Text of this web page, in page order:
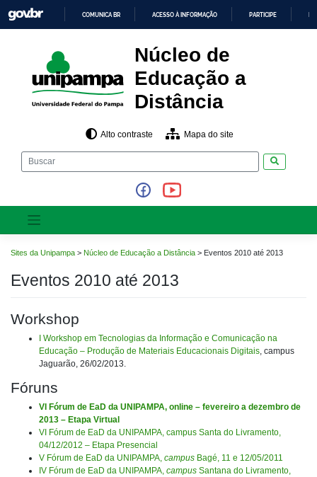
para
o
O
CONTEÚDO
COMUNICA BR ACESSO À INFORMAÇÃO PARTICIPE
Núcleo de
Educação a
Distância
Alto contraste Mapa do site
Sites da Unipampa > Núcleo de Educação a Distância > Eventos 2010 até 2013
Eventos 2010 até 2013
Workshop
I Workshop em Tecnologias da Informação e Comunicação na
Educação – Produção de Materiais Educacionais Digitais, campus
Jaguarão, 26/02/2013.
Fóruns
VI Fórum de EaD da UNIPAMPA, online – fevereiro a dezembro de
2013 – Etapa Virtual
VI Fórum de EaD da UNIPAMPA, campus Santa do Livramento,
04/12/2012 – Etapa Presencial
V Fórum de EaD da UNIPAMPA, campus Bagé, 11 e 12/05/2011
IV Fórum de EaD da UNIPAMPA, campus Santana do Livramento,